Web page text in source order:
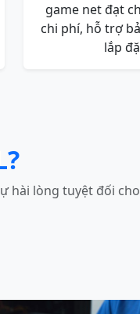
game net đạt
chi phí, hỗ trợ
lắp
hài lòng tuyệt đối